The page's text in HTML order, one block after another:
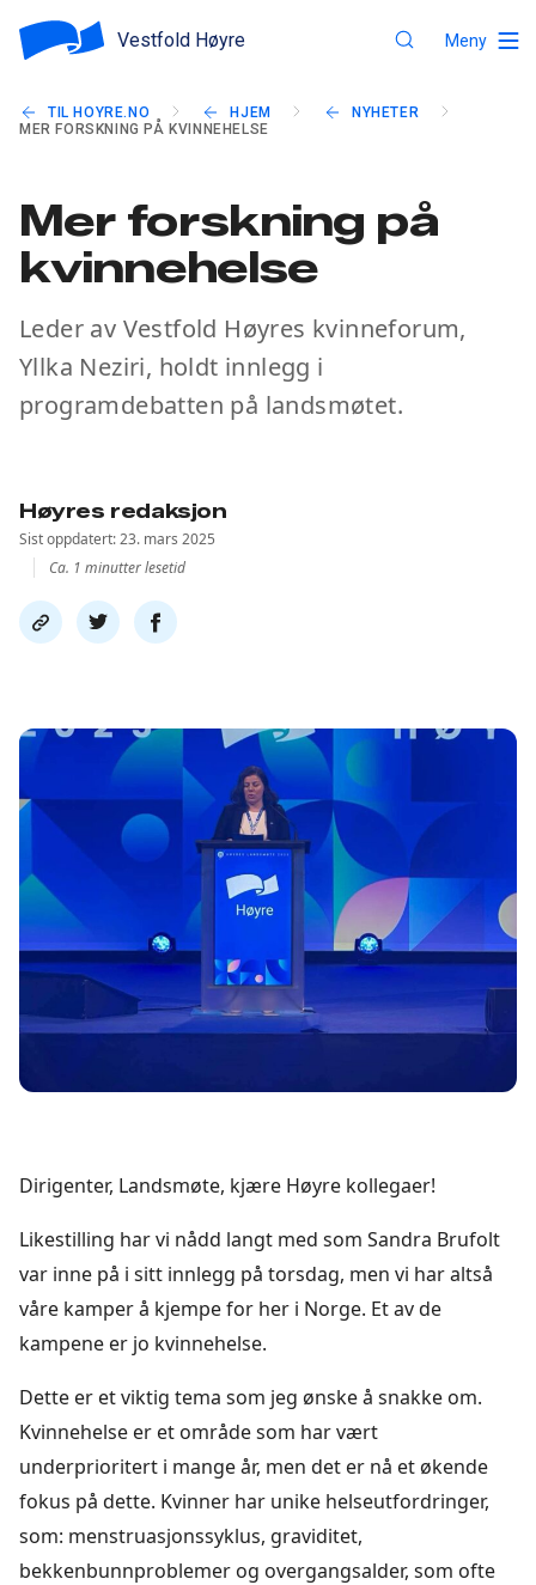
Vestfold Høyre Meny
TIL HOYRE.NO HJEM
NYHETER
MER FORSKNING PÅ KVINNEHELSE
Mer forskning på
kvinnehelse
Leder av Vestfold Høyres kvinneforum,
Yllka Neziri, holdt innlegg i
programdebatten på landsmøtet.
Høyres redaksjon
Sist oppdatert: 23. mars 2025
Ca. 1 minutter lesetid
Del
link
Del
på
Del
på
Dirigenter, Landsmøte, kjære Høyre kollegaer!
Likestilling har vi nådd langt med som Sandra Brufolt
var inne på i sitt innlegg på torsdag, men vi har altså
våre kamper å kjempe for her i Norge. Et av de
kampene er jo kvinnehelse.
Dette er et viktig tema som jeg ønske å snakke om.
Kvinnehelse er et område som har vært
underprioritert i mange år, men det er nå et økende
fokus på dette. Kvinner har unike helseutfordringer,
som: menstruasjonssyklus, graviditet,
bekkenbunnproblemer og overgangsalder, som ofte